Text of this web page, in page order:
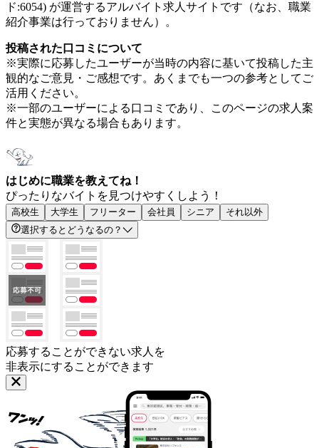
ド:6054) が運営するアルバイト求人サイトです（なお、職業
紹介事業は行っておりません）。
投稿された口コミについて
※実際に応募したユーザーが当時の内容に基いて投稿した主
観的なご意見・ご感想です。あくまでも一つの参考としてご
活用ください。
※一部のユーザーによる口コミであり、このページの求人案
件と実態が異なる場合もあります。
はじめに職業を教えてね！
ぴったりなバイトを見つけやすくしよう！
高校生 大学生 フリーター 会社員 シニア
それ以外
選択するとどうなるの？
応募することができない求人を
非表示にすることができます